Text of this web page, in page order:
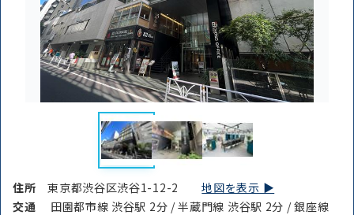
住所東京都渋谷区渋谷1-12-2地図を表示 ▶︎
交通
田園都市線 渋谷駅 2分 / 半蔵門線 渋谷駅 2分 / 銀座線